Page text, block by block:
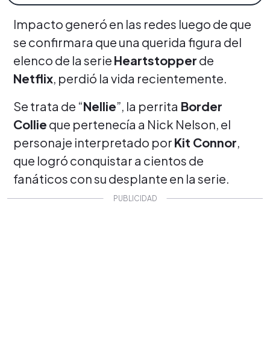
Impacto generó en las redes luego de que
se confirmara que una querida figura del
elenco de la serie Heartstopper de
Netflix, perdió la vida recientemente.
Se trata de “Nellie”, la perrita Border
Collie que pertenecía a Nick Nelson, el
personaje interpretado por Kit Connor,
que logró conquistar a cientos de
fanáticos con su desplante en la serie.